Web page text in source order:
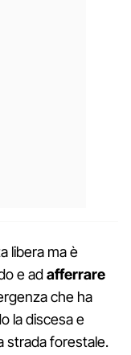
libera ma è
e adafferrare
che ha
la discesa e
strada forestale.